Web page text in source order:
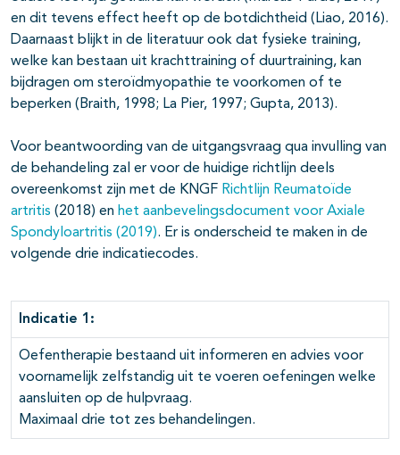
en dit tevens effect heeft op de botdichtheid (Liao, 2016).
Daarnaast blijkt in de literatuur ook dat fysieke training,
welke kan bestaan uit krachttraining of duurtraining, kan
bijdragen om steroïdmyopathie te voorkomen of te
beperken (Braith, 1998; La Pier, 1997; Gupta, 2013).
Voor beantwoording van de uitgangsvraag qua invulling van
de behandeling zal er voor de huidige richtlijn deels
overeenkomst zijn met de KNGF Richtlijn Reumatoïde
artritis (2018) en het aanbevelingsdocument voor Axiale
Spondyloartritis (2019). Er is onderscheid te maken in de
volgende drie indicatiecodes.
Indicatie 1:
Oefentherapie bestaand uit informeren en advies voor
voornamelijk zelfstandig uit te voeren oefeningen welke
aansluiten op de hulpvraag.
Maximaal drie tot zes behandelingen.